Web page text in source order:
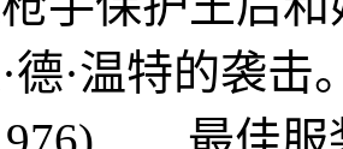
·德·温特的